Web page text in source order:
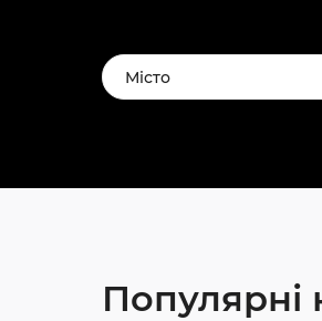
Місто
Популярні